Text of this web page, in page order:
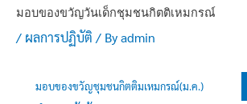
มอบของขวัญวันเด็กชุมชนกิตติเหมกรณ์
/ ผลการปฏิบัติ / Byadmin
มอบของขวัญชุมชนกิตติมเหมกรณ์(ม.ค.)